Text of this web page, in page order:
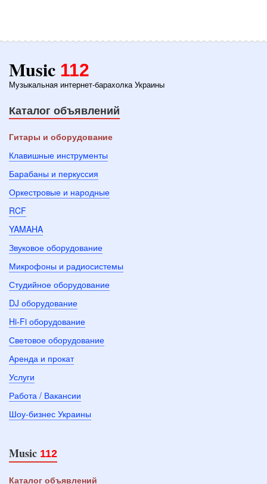
Music 112
Музыкальная интернет-барахолка Украины
Каталог объявлений
Гитары и оборудование
Клавишные инструменты
Барабаны и перкуссия
Оркестровые и народные
RCF
YAMAHA
Звуковое оборудование
Микрофоны и радиосистемы
Студийное оборудование
DJ оборудование
Hi-Fi оборудование
Световое оборудование
Аренда и прокат
Услуги
Работа / Вакансии
Шоу-бизнес Украины
Music 112
Каталог объявлений